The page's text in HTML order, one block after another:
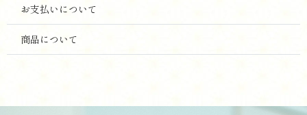
お支払いについて
商品について